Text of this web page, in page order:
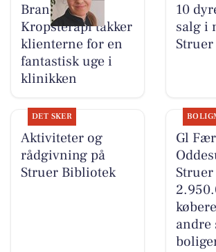
Brandsborgs
Kropsterapi takker
klienterne for en
fantastisk uge i
klinikken
10
salg i
DET SKER
Aktiviteter og
rådgivning på
Struer Bibliotek
Gl
andre